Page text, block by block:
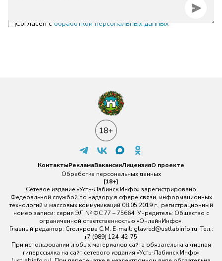
Согласен с обработкой персональных данных
КонтактыРекламаВакансииЛицензияО проекте
Обработка персональных данных
[18+]
Сетевое издание «Усть-Лабинск Инфо» зарегистрировано
Федеральной службой по надзору в сфере связи, информационных
технологий и массовых коммуникаций 08.05.2019 г., регистрационный
номер записи: серия ЭЛ № ФС 77 – 75664. Учредитель: Общество с
ограниченной ответственностью «ОнлайнИнфо».
Главный редактор: Столярова С.М. E-mail: glavred@ustlabinfo.ru. Тел.:
+7 (989) 124-42-75.
При использовании любых материалов сайта обязательна активная
гиперссылка на сайт сетевого издания «Усть-Лабинск Инфо»